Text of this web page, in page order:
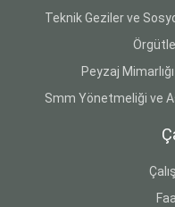
Teknik Geziler ve
Peyzaj
Smm Yönetmeliği ve